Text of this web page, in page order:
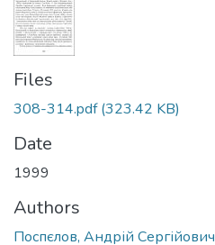
Files
308-314.pdf(323.42 KB)
Date
1999
Authors
Поспєлов, Андрій Сергійович